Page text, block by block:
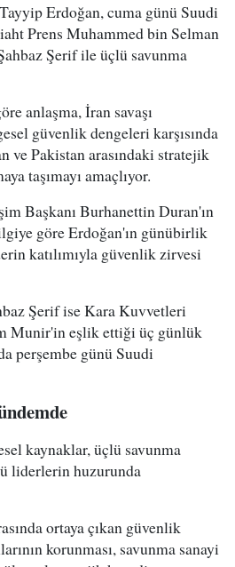
Erdoğan, cuma günü Suudi
Prens Muhammed bin Selman
Şerif ile üçlü savunma
anlaşma, İran savaşı
güvenlik dengeleri karşısında
ve Pakistan arasındaki stratejik
taşımayı amaçlıyor.
Başkanı Burhanettin Duran'ın
göre Erdoğan'ın günübirlik
katılımıyla güvenlik zirvesi
Şerif ise Kara Kuvvetleri
Munir'in eşlik ettiği üç günlük
perşembe günü Suudi
kaynaklar, üçlü savunma
liderlerin huzurunda
ortaya çıkan güvenlik
korunması, savunma sanayi